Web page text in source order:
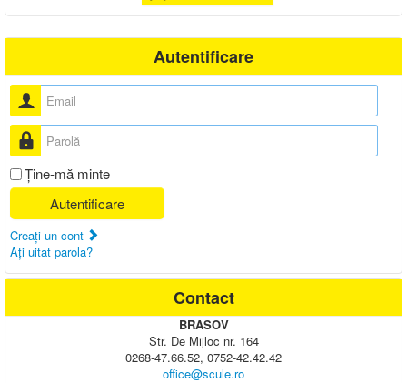
Autentificare
Nume utilizator
Parolă
Ţine-mă minte
Autentificare
Creaţi un cont
Aţi uitat parola?
Contact
BRASOV
Str. De Mijloc nr. 164
0268-47.66.52, 0752-42.42.42
office@scule.ro